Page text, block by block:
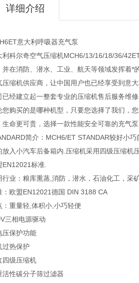
详细介绍
意大利呼吸器充气泵
利科尔奇空气压缩机MCH6/13/16/18/36/
并在消防、潜水、工业、航天等领域发挥着*
压缩机供应商，让中国用户也已经享受到意
已经建立起一整套专业的压缩机售后服务维
您购买的是哪种机型，只要您选择了我们，
生命更可贵，选择一款性能安全可靠的充气
简介：MCH6/ET STANDAR较好小
放入小汽车后备箱内.压缩机采用四级压缩机
EN12021标准.
行业：粮库熏蒸,消防，潜水，石油化工，采
：欧盟EN12021德国 DIN 3188 CA
：重量轻,体积小,小巧轻便
三相电源驱动
压保护功能
过热保护
四级压缩机
活性碳分子筛过滤器